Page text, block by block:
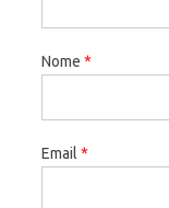
Nome *
Email *